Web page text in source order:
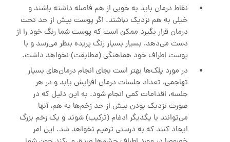
نقاط درمان باید به خوبی از هم فاصله داشته باشند و
خیلی به هم نزدیک نباشند. اگر پوست بیش از حد تحت
درمان قرار بگیرد ممکن است که پوست شما رنگ خود را از
دست می‌دهد، بسیار بسیار رنگ پریده بنظر می‌رسد و با
پوست اطراف خود هماهنگی (مطابقت) نخواهد داشت.
در مورد پلک‌ها بهتر است بجای انجام درمان‌های بسیار
تهاجمی، تعداد جلسات درمان افزایش یابد و در هر
جلسه، اقدامات کمی انجام شود. به این دلیل که در
صورت نزدیک بودن بیش از حد زخم‌ها به هم، آنها
می‌توانند با یگدیگر ادغام (ترکیب) شوند و یک زخم بزرگ
ایجاد کنند که به درستی ترمیم نخواهد شد. این امر